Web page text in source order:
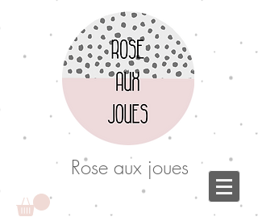
Rose aux joues